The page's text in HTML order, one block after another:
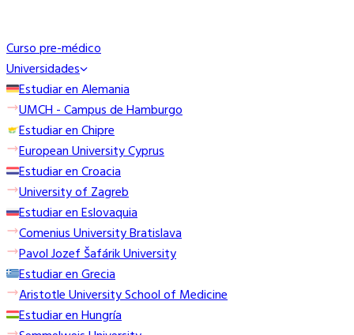
Curso pre-médico
Universidades
Estudiar en Alemania
UMCH - Campus de Hamburgo
Estudiar en Chipre
European University Cyprus
Estudiar en Croacia
University of Zagreb
Estudiar en Eslovaquia
Comenius University Bratislava
Pavol Jozef Šafárik University
Estudiar en Grecia
Aristotle University School of Medicine
Estudiar en Hungría